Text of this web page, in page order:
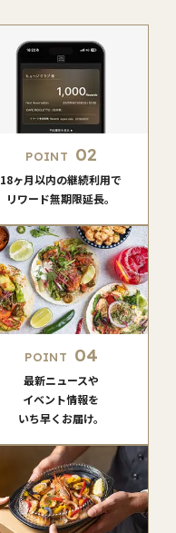
POINT 02
18ヶ月以内の継続利用で
リワード無期限延長。
POINT 04
最新ニュースや
イベント情報を
いち早くお届け。